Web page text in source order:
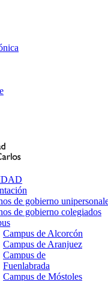
de gobierno
de gobierno colegiados
Campus de Alcorcón
Campus de Aranjuez
Campus de
Fuenlabrada
Campus de Móstoles